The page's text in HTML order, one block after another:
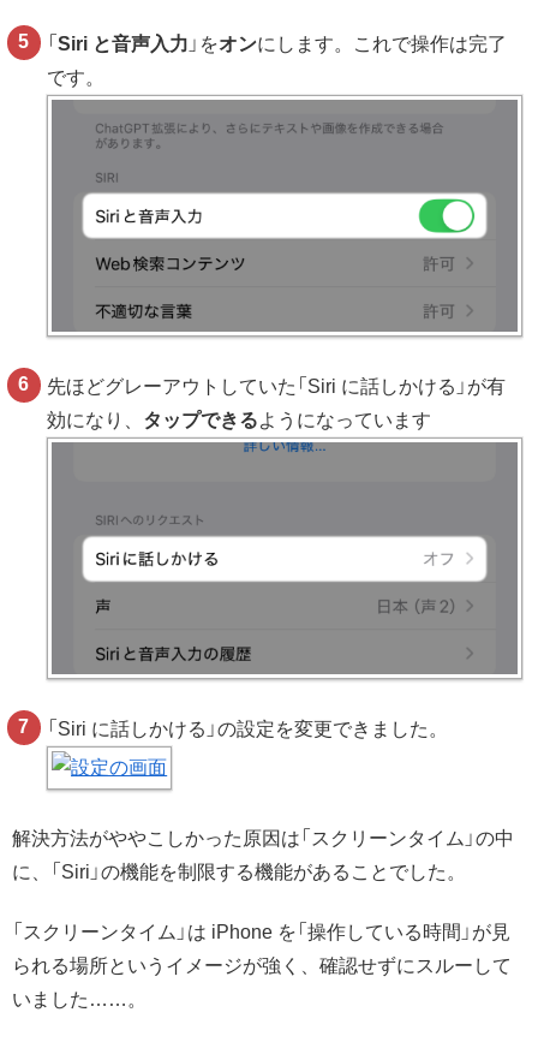
「Siri と音声入力 」をオンにします。これで操作は完了
です。
先ほどグレーアウトしていた「Siri に話しかける」が有
効になり、 タップできるようになっています
「Siri に話しかける」の設定を変更できました。
解決方法がややこしかった原因は「スクリーンタイム」の中
に、「Siri」の機能を制限する機能があることでした。
「スクリーンタイム」は iPhone を「操作している時間」が見
られる場所というイメージが強く、確認せずにスルーして
いました……。